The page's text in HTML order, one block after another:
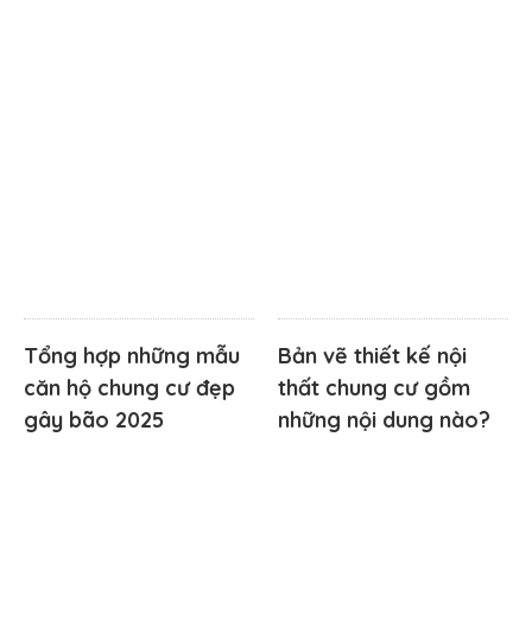
Tổng hợp những mẫu
căn hộ chung cư đẹp
gây bão 2025
Bản vẽ thiết kế nội
thất chung cư gồm
những nội dung nào?